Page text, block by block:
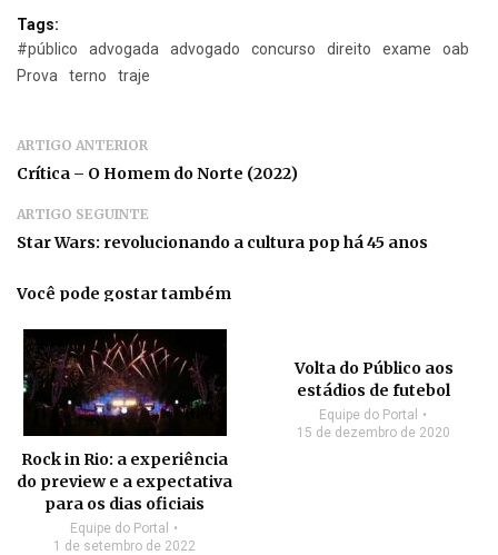
Tags:
#público
advogada advogado concurso direito exame
oab
Prova
terno traje
ARTIGO ANTERIOR
Crítica – O Homem do Norte (2022)
ARTIGO SEGUINTE
Star Wars: revolucionando a cultura pop há 45 anos
Você pode gostar também
Rock in Rio: a experiência
do preview e a expectativa
para os dias oficiais
Equipe do Portal
1 de setembro de 2022
Volta do Público aos
estádios de futebol
Equipe do Portal
15 de dezembro de 2020